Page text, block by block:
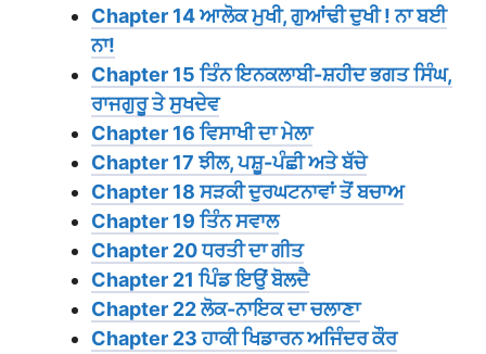
Chapter 14 ਆਲੋਕ ਮੁਖੀ, ਗੁਆਂਢੀ ਦੁਖੀ ! ਨਾ ਬਈ
ਨਾ!
Chapter 15 ਤਿੰਨ ਇਨਕਲਾਬੀ-ਸ਼ਹੀਦ ਭਗਤ ਸਿੰਘ,
ਰਾਜਗੁਰੂ ਤੇ ਸੁਖਦੇਵ
Chapter 16 ਵਿਸਾਖੀ ਦਾ ਮੇਲਾ
Chapter 17 ਝੀਲ, ਪਸ਼ੂ-ਪੰਛੀ ਅਤੇ ਬੱਚੇ
Chapter 18 ਸੜਕੀ ਦੁਰਘਟਨਾਵਾਂ ਤੋਂ ਬਚਾਅ
Chapter 19 ਤਿੰਨ ਸਵਾਲ
Chapter 20 ਧਰਤੀ ਦਾ ਗੀਤ
Chapter 21 ਪਿੰਡ ਇਉਂ ਬੋਲਦੈ
Chapter 22 ਲੋਕ-ਨਾਇਕ ਦਾ ਚਲਾਣਾ
Chapter 23 ਹਾਕੀ ਖਿਡਾਰਨ ਅਜਿੰਦਰ ਕੌਰ